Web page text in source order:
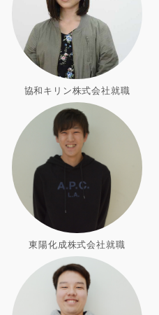
協和キリン株式会社就職
東陽化成株式会社就職